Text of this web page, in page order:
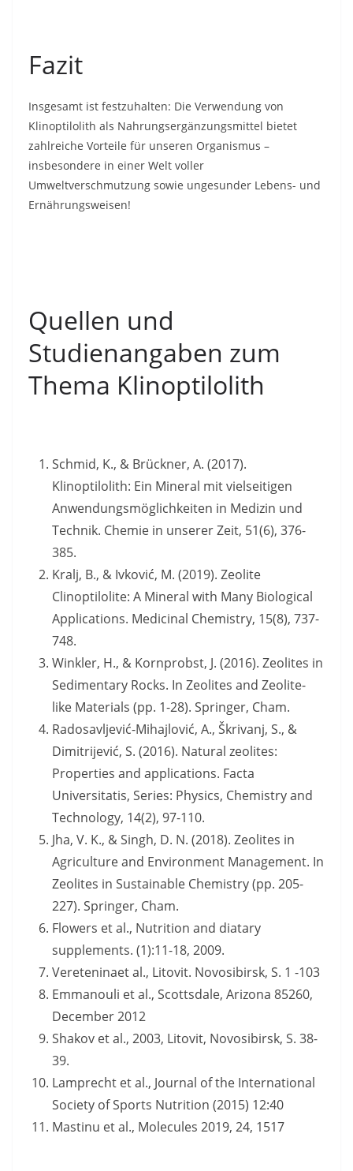
Fazit
Insgesamt ist festzuhalten: Die Verwendung von
Klinoptilolith als Nahrungsergänzungsmittel bietet
zahlreiche Vorteile für unseren Organismus –
insbesondere in einer Welt voller
Umweltverschmutzung sowie ungesunder Lebens- und
Ernährungsweisen!
Quellen und
Studienangaben zum
Thema Klinoptilolith
Schmid, K., & Brückner, A. (2017).
Klinoptilolith: Ein Mineral mit vielseitigen
Anwendungsmöglichkeiten in Medizin und
Technik. Chemie in unserer Zeit, 51(6), 376-
385.
Kralj, B., & Ivković, M. (2019). Zeolite
Clinoptilolite: A Mineral with Many Biological
Applications. Medicinal Chemistry, 15(8), 737-
748.
Winkler, H., & Kornprobst, J. (2016). Zeolites in
Sedimentary Rocks. In Zeolites and Zeolite-
like Materials (pp. 1-28). Springer, Cham.
Radosavljević-Mihajlović, A., Škrivanj, S., &
Dimitrijević, S. (2016). Natural zeolites:
Properties and applications. Facta
Universitatis, Series: Physics, Chemistry and
Technology, 14(2), 97-110.
Jha, V. K., & Singh, D. N. (2018). Zeolites in
Agriculture and Environment Management. In
Zeolites in Sustainable Chemistry (pp. 205-
227). Springer, Cham.
Flowers et al., Nutrition and diatary
supplements. (1):11-18, 2009.
Vereteninaet al., Litovit. Novosibirsk, S. 1 -103
Emmanouli et al., Scottsdale, Arizona 85260,
December 2012
Shakov et al., 2003, Litovit, Novosibirsk, S. 38-
39.
Lamprecht et al., Journal of the International
Society of Sports Nutrition (2015) 12:40
Mastinu et al., Molecules 2019, 24, 1517